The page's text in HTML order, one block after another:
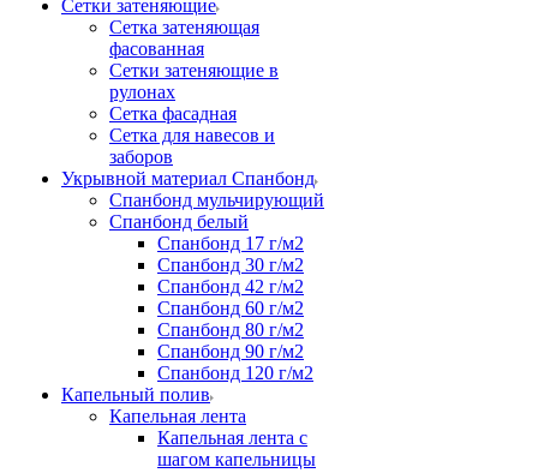
Сетки затеняющие
Сетка затеняющая
фасованная
Сетки затеняющие в
рулонах
Сетка фасадная
Сетка для навесов и
заборов
Укрывной материал Спанбонд
Спанбонд мульчирующий
Спанбонд белый
Спанбонд 17 г/м2
Спанбонд 30 г/м2
Спанбонд 42 г/м2
Спанбонд 60 г/м2
Спанбонд 80 г/м2
Спанбонд 90 г/м2
Спанбонд 120 г/м2
Капельный полив
Капельная лента
Капельная лента с
шагом капельницы